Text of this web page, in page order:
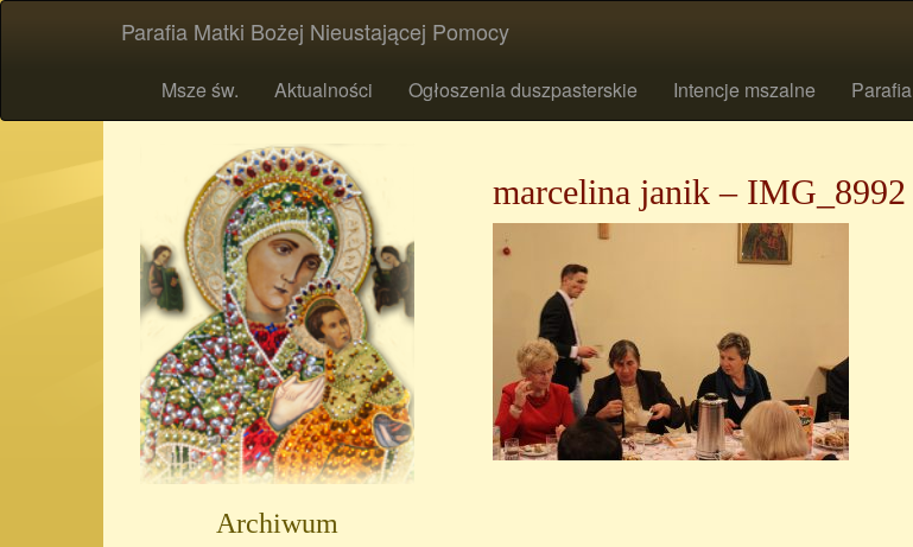
Parafia Matki Bożej Nieustającej Pomocy
Msze św. Aktualności Ogłoszenia duszpasterskie Intencje mszalne Parafia
marcelina janik – IMG_8992
Archiwum